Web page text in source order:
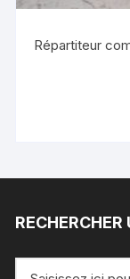
Répartiteur
RECHERCHER